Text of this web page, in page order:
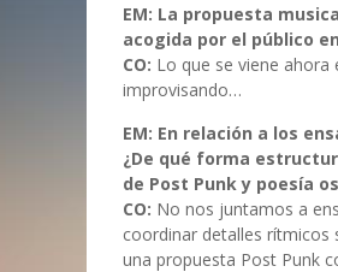
EM: La propuesta
acogida por el público
CO: Lo que se viene
improvisando…
EM: En relación a los
¿De qué forma
de Post Punk y poesía
CO: No nos juntamos a
coordinar detalles rítmicos
una propuesta Post Punk